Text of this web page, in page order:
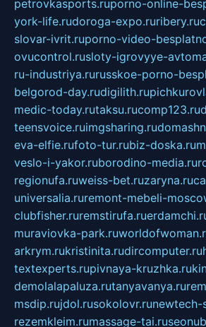
petrovkasports.ruporno-online-
york-life.rudoroga-expo.ruribery.ru
slovar-ivrit.ruporno-video-
ovucontrol.rusloty-igrovyye-
ru-industriya.rurusskoe-porno-
belgorod-day.rudigilith.ru
medic-today.rutaksu.rucomp123.ru
teensvoice.ruimgsharing.ru
eva-elfie.rufoto-tur.rubiz-doska.ru
veslo-i-yakor.ruborodino-media.ru
regionufa.ruweiss-bet.ruzaryna.ru
universalia.ruremont-mebeli-
clubfisher.ruremstirufa.ru
muraviovka-park.ru
arkrym.rukristinita.rudircomputer.ru
textexperts.rupivnaya-kruzhka.ru
demolalapaluza.rutanyavanya.ru
msdip.rujdol.rusokolovr.runewtech-
rezemkleim.rumassage-tai.ru